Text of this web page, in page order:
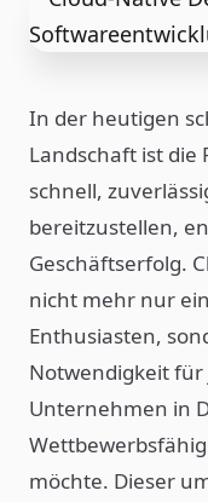
In der heutigen
Landschaft ist die
schnell,
bereitzustellen,
Geschäftserfolg.
nicht mehr nur
Enthusiasten,
Notwendigkeit
Unternehmen in
möchte. Dieser